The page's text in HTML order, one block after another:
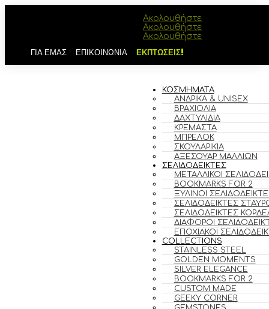
Ακολουθήστε
Ακολουθήστε
Ακολουθήστε
ΓΙΑ ΕΜΑΣ ΕΠΙΚΟΙΝΩΝΙΑ ΕΚΠΤΩΣΕΙΣ!
ΚΟΣΜΗΜΑΤΑ
ΑΝΔΡΙΚΆ & UNISEX
ΒΡΑΧΙΌΛΙΑ
ΔΑΧΤΥΛΊΔΙΑ
ΚΡΕΜΑΣΤΆ
ΜΠΡΕΛΌΚ
ΣΚΟΥΛΑΡΊΚΙΑ
ΑΞΕΣΟΥΆΡ ΜΑΛΛΙΏΝ
ΣΕΛΙΔΟΔΕΙΚΤΕΣ
ΜΕΤΑΛΛΙΚΟΊ
BOOKMARKS FOR 2
ΞΎΛΙΝΟΙ
ΣΕΛΙΔΟΔΕΊΚΤΕΣ
ΣΕΛΙΔΟΔΕΊΚΤΕΣ
ΔΙΆΦΟΡΟΙ
ΕΠΟΧΙΑΚΟΊ
COLLECTIONS
STAINLESS STEEL
GOLDEN MOMENTS
SILVER ELEGANCE
BOOKMARKS FOR 2
CUSTOM MADE
GEEKY CORNER